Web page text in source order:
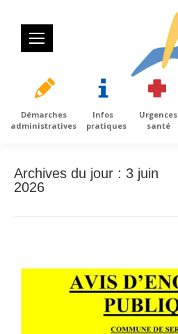
Démarches
administratives
Infos
pratiques
Urgences
santé
Archives du jour : 3 juin
2026